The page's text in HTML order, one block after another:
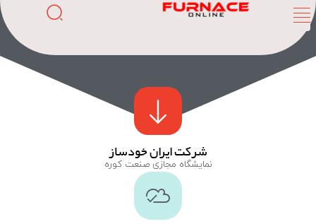
شرکت ایران خودساز
نمایشگاه مجازی صنعت کوره